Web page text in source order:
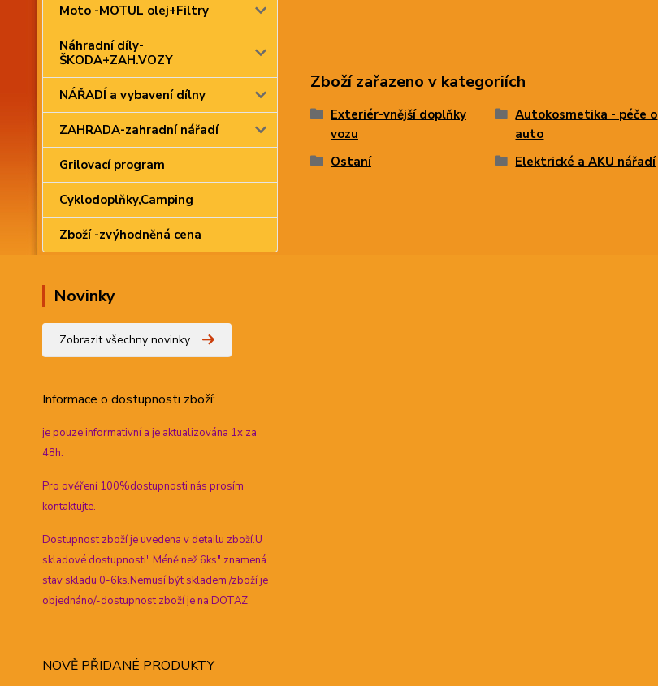
Moto -MOTUL olej+Filtry
Náhradní díly-
ŠKODA+ZAH.VOZY
NÁŘADÍ a vybavení dílny
ZAHRADA-zahradní nářadí
Grilovací program
Cyklodoplňky,Camping
Zboží -zvýhodněná cena
Novinky
Zobrazit všechny novinky
Informace o dostupnosti zboží:
je pouze informativní a je aktualizována 1x za
48h.
Pro ověření 100%dostupnosti nás prosím
kontaktujte.
Dostupnost zboží je uvedena v detailu zboží.U
skladové dostupnosti" Méně než 6ks" znamená
stav skladu 0-6ks.Nemusí být skladem /zboží je
objednáno/-dostupnost zboží je na DOTAZ
NOVĚ PŘIDANÉ PRODUKTY
Zboží zařazeno v kategoriích
Exteriér-vnější doplňky
vozu
Autokosmetika - péče o
auto
Ostaní Elektrické a AKU nářadí